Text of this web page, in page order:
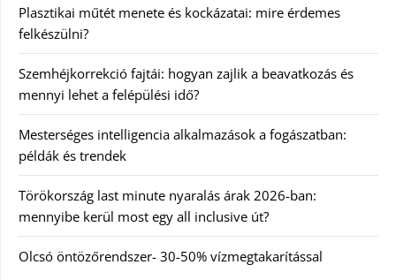
Plasztikai műtét menete és kockázatai: mire érdemes
felkészülni?
Szemhéjkorrekció fajtái: hogyan zajlik a beavatkozás és
mennyi lehet a felépülési idő?
Mesterséges intelligencia alkalmazások a fogászatban:
példák és trendek
Törökország last minute nyaralás árak 2026-ban:
mennyibe kerül most egy all inclusive út?
Olcsó öntözőrendszer- 30-50% vízmegtakarítással